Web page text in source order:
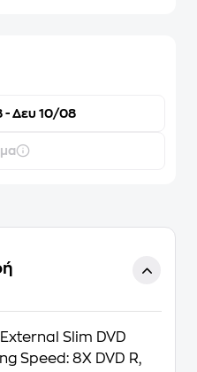
- Δευ 10/08
Slim DVD
Speed: 8X DVD R,